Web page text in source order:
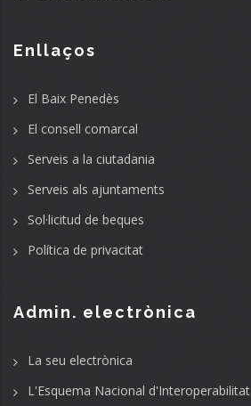
Enllaços
El Baix Penedès
El consell comarcal
Serveis a la ciutadania
Serveis als ajuntaments
Sol·licitud de beques
Política de privacitat
Admin. electrònica
La seu electrònica
L'Esquema Nacional d'Interoperabilitat